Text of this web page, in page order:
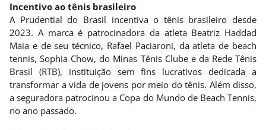
Incentivo ao tênis brasileiro
A Prudential do Brasil incentiva o tênis brasileiro desde
2023. A marca é patrocinadora da atleta Beatriz Haddad
Maia e de seu técnico, Rafael Paciaroni, da atleta de beach
tennis, Sophia Chow, do Minas Tênis Clube e da Rede Tênis
Brasil (RTB), instituição sem fins lucrativos dedicada a
transformar a vida de jovens por meio do tênis. Além disso,
a seguradora patrocinou a Copa do Mundo de Beach Tennis,
no ano passado.